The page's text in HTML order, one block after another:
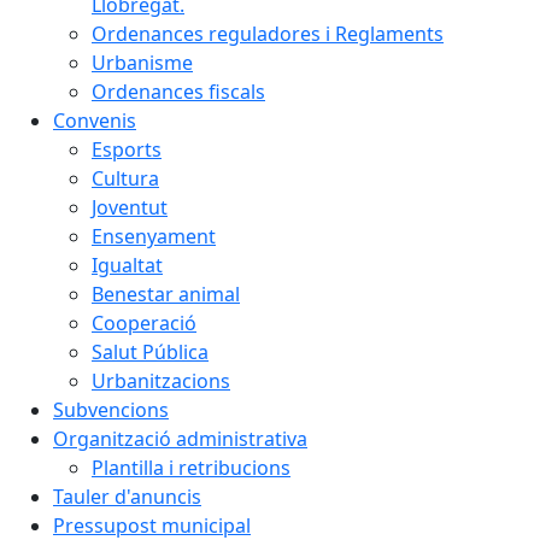
Ordenances reguladores i Reglaments
Urbanisme
Ordenances fiscals
Convenis
Esports
Cultura
Joventut
Ensenyament
Igualtat
Benestar animal
Cooperació
Salut Pública
Urbanitzacions
Subvencions
Organització administrativa
Plantilla i retribucions
Tauler d'anuncis
Pressupost municipal